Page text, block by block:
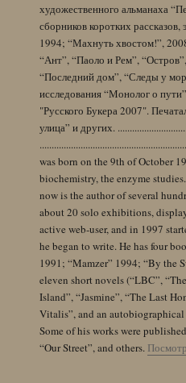
художественного альманаха
сборников коротких
1994; “Махнуть хвостом!”,
“Ант”, “Паоло и Рем”,
“Последний дом”, “Следы у
исследования “Монолог о
"Русского Букера 2007".
улица” и других.
was born on the 9th of October
biochemistry, the enzyme
now is the author of several
about 20 solo exhibitions,
active web-user, and in 1997
he began to write. He has four
1991; “Mamzer” 1994; “By the
eleven short novels (“LBC”,
Island”, “Jasmine”, “The Last
Vitalis”, and an
Some of his works were
“Our Street”, and others.